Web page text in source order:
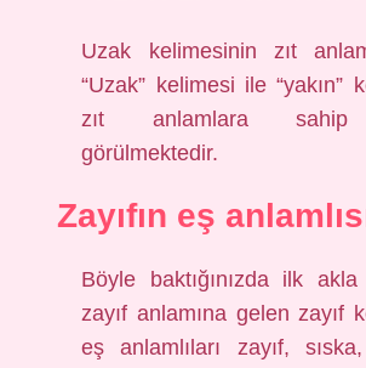
Uzak kelimesinin zıt
“Uzak” kelimesi ile “yakın”
zıt anlamlara sahip
görülmektedir.
Zayıfın eş
Böyle baktığınızda ilk
zayıf anlamına gelen zayıf
eş anlamlıları zayıf,